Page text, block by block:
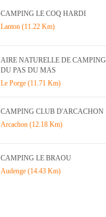
CAMPING LE COQ HARDI
Lanton (11.22 Km)
AIRE NATURELLE DE CAMPING
DU PAS DU MAS
Le Porge (11.71 Km)
CAMPING CLUB D'ARCACHON
Arcachon (12.18 Km)
CAMPING LE BRAOU
Audenge (14.43 Km)